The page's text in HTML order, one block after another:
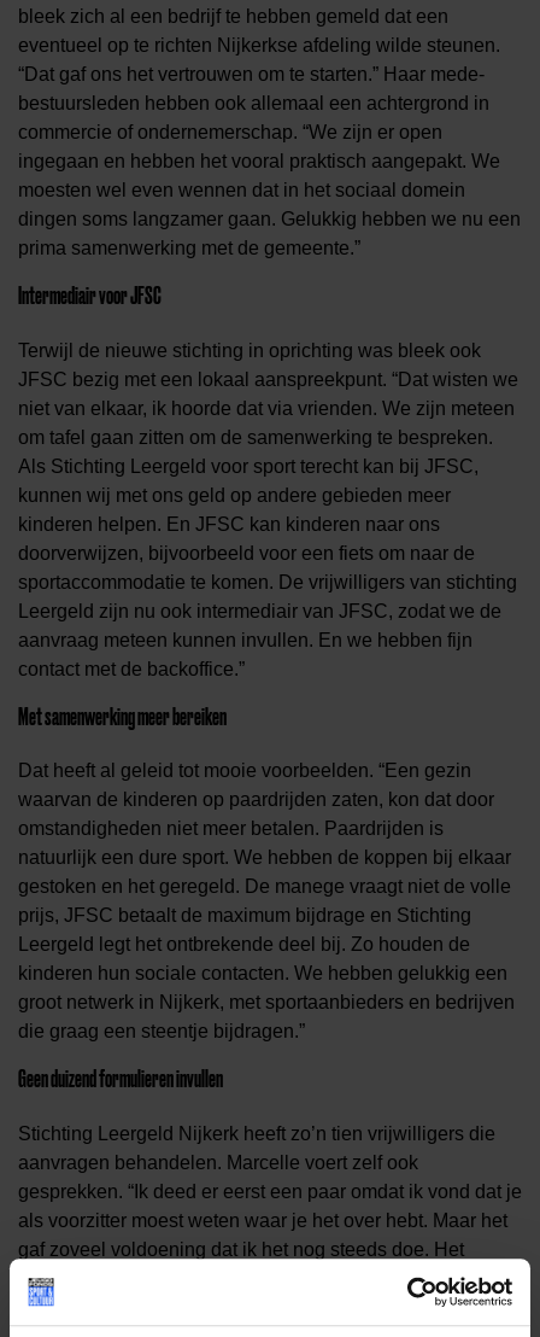
bleek zich al een bedrijf te hebben gemeld dat een
eventueel op te richten Nijkerkse afdeling wilde steunen.
“Dat gaf ons het vertrouwen om te starten.” Haar mede-
bestuursleden hebben ook allemaal een achtergrond in
commercie of ondernemerschap. “We zijn er open
ingegaan en hebben het vooral praktisch aangepakt. We
moesten wel even wennen dat in het sociaal domein
dingen soms langzamer gaan. Gelukkig hebben we nu een
prima samenwerking met de gemeente.”
Intermediair voor JFSC
Terwijl de nieuwe stichting in oprichting was bleek ook
JFSC bezig met een lokaal aanspreekpunt. “Dat wisten we
niet van elkaar, ik hoorde dat via vrienden. We zijn meteen
om tafel gaan zitten om de samenwerking te bespreken.
Als Stichting Leergeld voor sport terecht kan bij JFSC,
kunnen wij met ons geld op andere gebieden meer
kinderen helpen. En JFSC kan kinderen naar ons
doorverwijzen, bijvoorbeeld voor een fiets om naar de
sportaccommodatie te komen. De vrijwilligers van stichting
Leergeld zijn nu ook intermediair van JFSC, zodat we de
aanvraag meteen kunnen invullen. En we hebben fijn
contact met de backoffice.”
Met samenwerking meer bereiken
Dat heeft al geleid tot mooie voorbeelden. “Een gezin
waarvan de kinderen op paardrijden zaten, kon dat door
omstandigheden niet meer betalen. Paardrijden is
natuurlijk een dure sport. We hebben de koppen bij elkaar
gestoken en het geregeld. De manege vraagt niet de volle
prijs, JFSC betaalt de maximum bijdrage en Stichting
Leergeld legt het ontbrekende deel bij. Zo houden de
kinderen hun sociale contacten. We hebben gelukkig een
groot netwerk in Nijkerk, met sportaanbieders en bedrijven
die graag een steentje bijdragen.”
Geen duizend formulieren invullen
Stichting Leergeld Nijkerk heeft zo’n tien vrijwilligers die
aanvragen behandelen. Marcelle voert zelf ook
gesprekken. “Ik deed er eerst een paar omdat ik vond dat je
als voorzitter moest weten waar je het over hebt. Maar het
gaf zoveel voldoening dat ik het nog steeds doe. Het
belangrijkste is dat je je open en menselijk opstelt en het
belang van privacy snapt. Mensen moeten je kunnen